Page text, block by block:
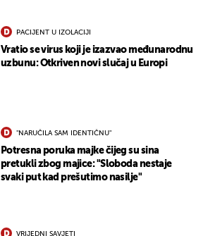
PACIJENT U IZOLACIJI
Vratio se virus koji je izazvao međunarodnu
uzbunu: Otkriven novi slučaj u Europi
"NARUČILA SAM IDENTIČNU"
Potresna poruka majke čijeg su sina
pretukli zbog majice: "Sloboda nestaje
svaki put kad prešutimo nasilje"
VRIJEDNI SAVJETI